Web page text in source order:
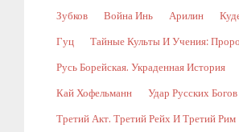
Зубков Война Инь Арилин
Гуц Тайные Культы И Учения:
Русь Борейская. Украденная История
Кай Хофельманн Удар Русских Богов
Третий Акт. Третий Рейх И Третий Рим